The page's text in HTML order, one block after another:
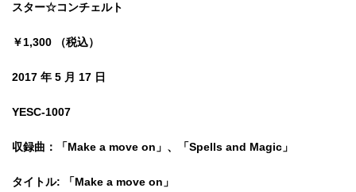
スター☆コンチェルト
￥1,300 （税込）
2017 年 5 月 17 日
YESC-1007
収録曲：「Make a move on」、「Spells and Magic」
タイトル: 「Make a move on」